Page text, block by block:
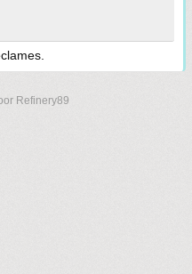
Refinery89